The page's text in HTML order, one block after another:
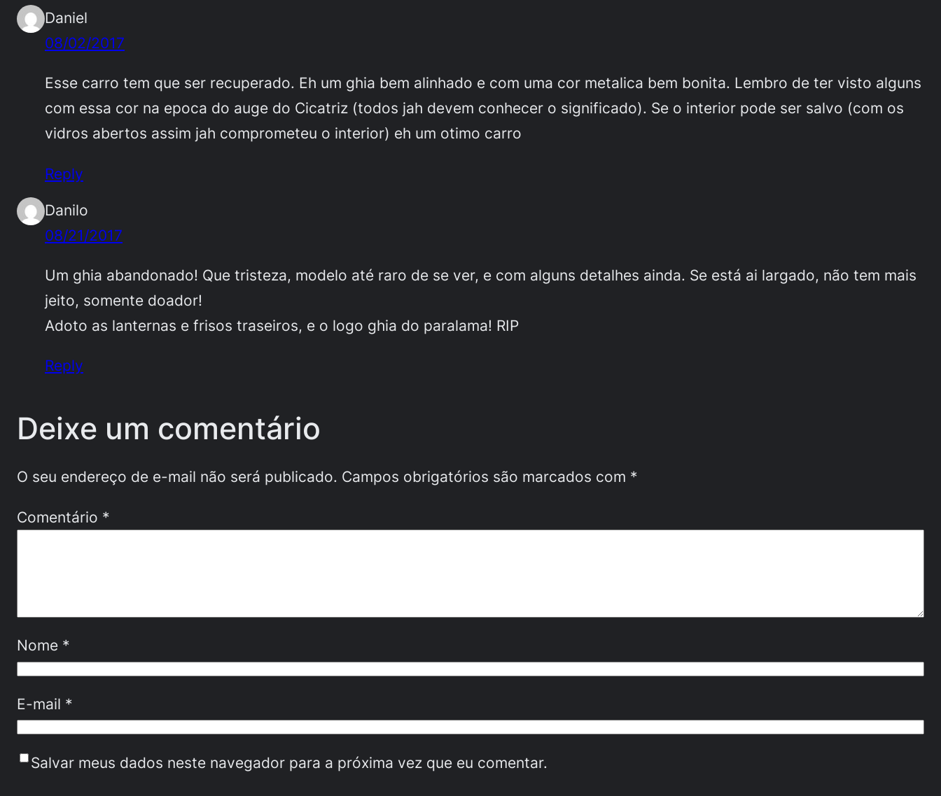
Daniel
08/02/2017
Esse carro tem que ser recuperado. Eh um ghia bem alinhado e com uma cor metalica bem bonita. Lembro de ter visto alguns
com essa cor na epoca do auge do Cicatriz (todos jah devem conhecer o significado). Se o interior pode ser salvo (com os
vidros abertos assim jah comprometeu o interior) eh um otimo carro
Reply
Danilo
08/21/2017
Um ghia abandonado! Que tristeza, modelo até raro de se ver, e com alguns detalhes ainda. Se está ai largado, não tem mais
jeito, somente doador!
Adoto as lanternas e frisos traseiros, e o logo ghia do paralama! RIP
Reply
Deixe um comentário
O seu endereço de e-mail não será publicado. Campos obrigatórios são marcados com *
Comentário *
Nome *
E-mail *
Salvar meus dados neste navegador para a próxima vez que eu comentar.